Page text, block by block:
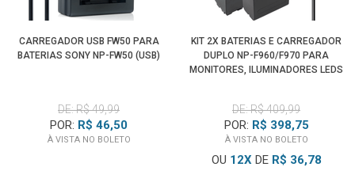
CARREGADOR USB FW50 PARA
BATERIAS SONY NP-FW50 (USB)
DE: R$ 49,99
POR: R$ 46,50
À VISTA NO BOLETO
KIT 2X BATERIAS E CARREGADOR
DUPLO NP-F960/F970 PARA
MONITORES, ILUMINADORES LEDS
DE: R$ 409,99
POR: R$ 398,75
À VISTA NO BOLETO
OU 12XDE R$ 36,78